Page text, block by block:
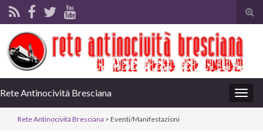
Rete Antinocività Bresciana
Rete Antinocività Bresciana > Eventi/Manifestazioni